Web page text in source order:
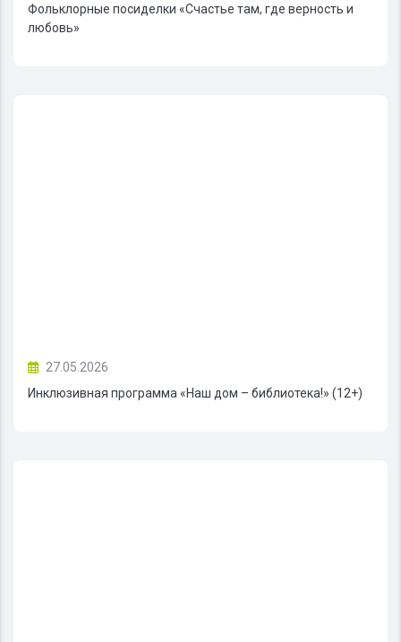
Фольклорные посиделки «Счастье там, где верность и
любовь»
27.05.2026
Инклюзивная программа «Наш дом – библиотека!» (12+)